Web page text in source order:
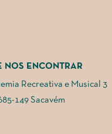
NOS ENCONTRAR
Recreativa e Musical 3
149 Sacavém